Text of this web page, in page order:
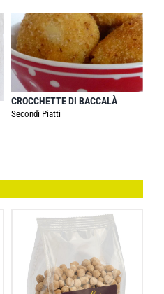
CROCCHETTE DI BACCALÀ
Secondi Piatti